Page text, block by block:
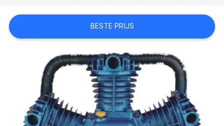
ONS
OP
NIEUWS
GEVALLEN
BESTE PRIJS